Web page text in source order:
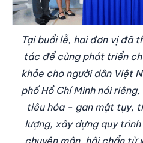
Tại buổi lễ, hai đơn vị đã
tác để cùng phát triển
khỏe cho người dân Việt
phố Hồ Chí Minh nói
tiêu hóa - gan mật tụy,
lượng, xây dựng quy